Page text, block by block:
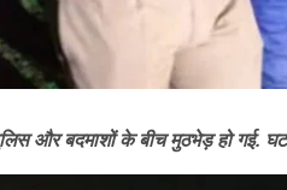
और बदमाशों के बीच मुठभेड़ हो गई.